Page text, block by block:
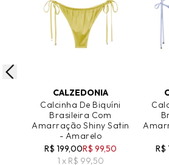
CALZEDONIA
Calcinha De Biquíni
Brasileira Com
Amarração Shiny Satin
- Amarelo
R$ 199,00R$ 99,50
1 x R$ 99,50
R$